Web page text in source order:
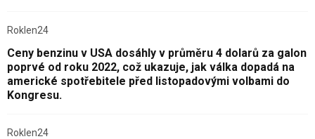
Roklen24
Ceny benzinu v USA dosáhly v průměru 4 dolarů za galon
poprvé od roku 2022, což ukazuje, jak válka dopadá na
americké spotřebitele před listopadovými volbami do
Kongresu.
Roklen24